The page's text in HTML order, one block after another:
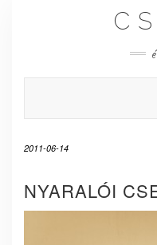
2011-06-14
NYARALÓI